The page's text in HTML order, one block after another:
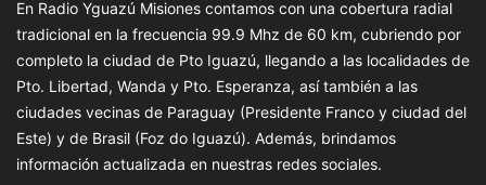
En Radio Yguazú Misiones contamos con una cobertura radial
tradicional en la frecuencia 99.9 Mhz de 60 km, cubriendo por
completo la ciudad de Pto Iguazú, llegando a las localidades de
Pto. Libertad, Wanda y Pto. Esperanza, así también a las
ciudades vecinas de Paraguay (Presidente Franco y ciudad del
Este) y de Brasil (Foz do Iguazú). Además, brindamos
información actualizada en nuestras redes sociales.